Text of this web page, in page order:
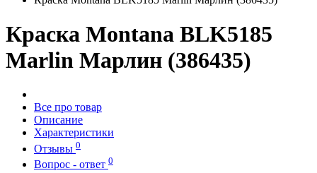
Краска Montana BLK5185
Marlin Марлин (386435)
Все про товар
Описание
Характеристики
Отзывы 0
Вопрос - ответ 0